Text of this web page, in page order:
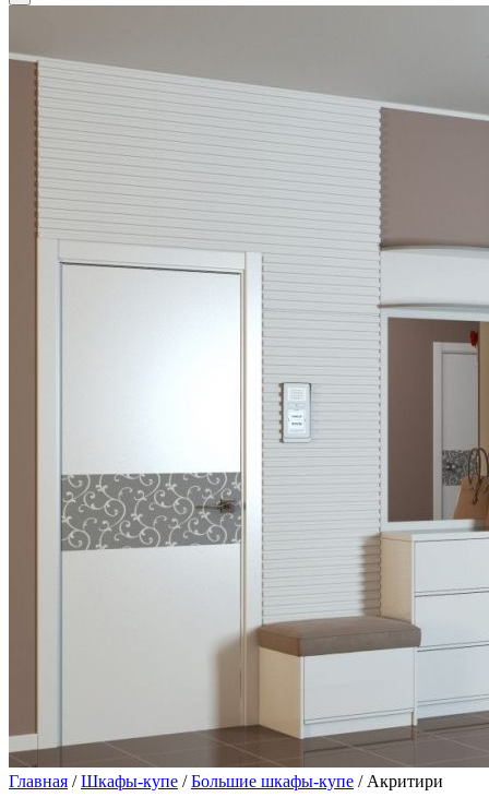
Главная /Шкафы-купе /Большие шкафы-купе / Акритири